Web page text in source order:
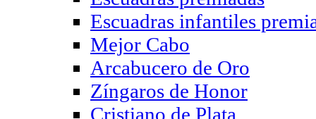
Escuadras infantiles
Mejor Cabo
Arcabucero de Oro
Zíngaros de Honor
Cristiano de Plata